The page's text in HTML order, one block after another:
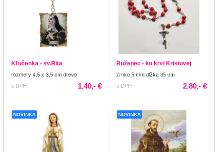
Kľučenka - sv.Rita
rozmery 4,5 x 3,5 cm drevo
s DPH
1.40,- €
Ruženec - ku krvi Kristovej
zrnko 5 mm dlžka 35 cm
s DPH
2.80,- €
NOVINKA NOVINKA